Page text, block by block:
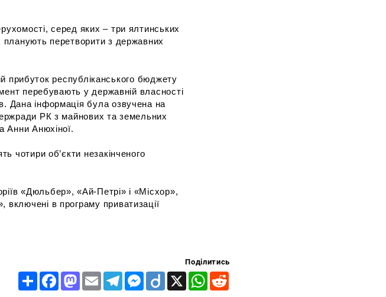
серед яких – три ялтинських
планують перетворити з державних
прибуток республіканського бюджету
перебувають у державній власності
Дана інформація була озвучена на
РК з майнових та земельних
Анни Анюхіної.
чотири об’єкти незакінченого
«Дюльбер», «Ай-Петрі» і «Місхор»,
в програму приватизації
Поділитись
Share FacebookMastodon
Email TelegramMessenger
Diigo X WhatsApp